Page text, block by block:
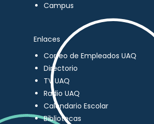
Campus
Enlaces
Correo de Empleados UAQ
Directorio
TV UAQ
Radio UAQ
Calendario Escolar
Bibliotecas